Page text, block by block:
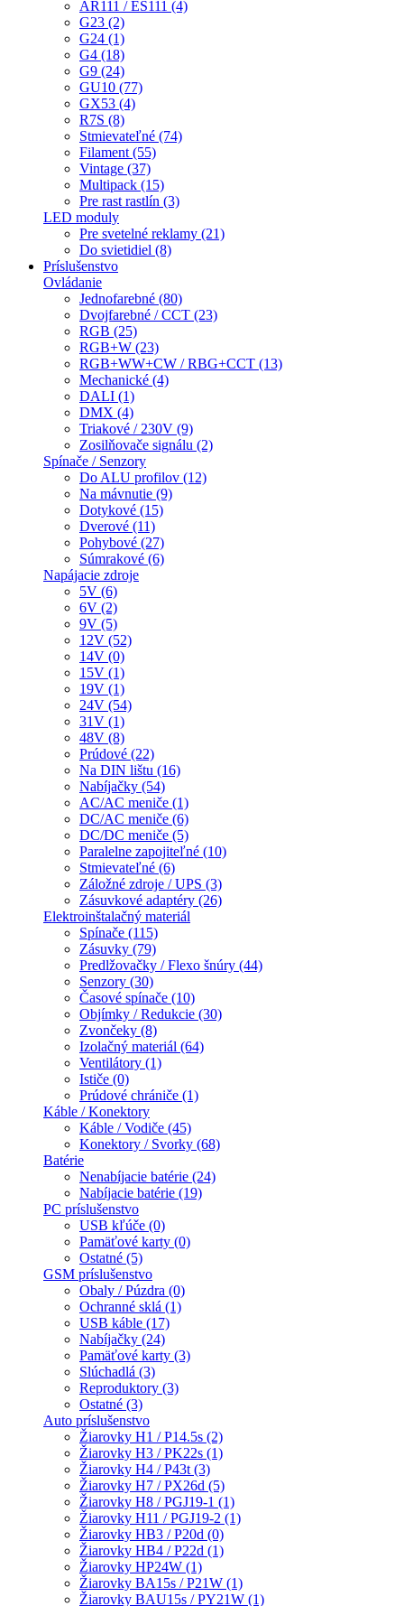
AR111 / ES111 (4)
G23 (2)
G24 (1)
G4 (18)
G9 (24)
GU10 (77)
GX53 (4)
R7S (8)
Stmievateľné (74)
Filament (55)
Vintage (37)
Multipack (15)
Pre rast rastlín (3)
LED moduly
Pre svetelné reklamy (21)
Do svietidiel (8)
Príslušenstvo
Ovládanie
Jednofarebné (80)
Dvojfarebné / CCT (23)
RGB (25)
RGB+W (23)
RGB+WW+CW / RBG+CCT (13)
Mechanické (4)
DALI (1)
DMX (4)
Triakové / 230V (9)
Zosilňovače signálu (2)
Spínače / Senzory
Do ALU profilov (12)
Na mávnutie (9)
Dotykové (15)
Dverové (11)
Pohybové (27)
Súmrakové (6)
Napájacie zdroje
5V (6)
6V (2)
9V (5)
12V (52)
14V (0)
15V (1)
19V (1)
24V (54)
31V (1)
48V (8)
Prúdové (22)
Na DIN lištu (16)
Nabíjačky (54)
AC/AC meniče (1)
DC/AC meniče (6)
DC/DC meniče (5)
Paralelne zapojiteľné (10)
Stmievateľné (6)
Záložné zdroje / UPS (3)
Zásuvkové adaptéry (26)
Elektroinštalačný materiál
Spínače (115)
Zásuvky (79)
Predlžovačky / Flexo šnúry (44)
Senzory (30)
Časové spínače (10)
Objímky / Redukcie (30)
Zvončeky (8)
Izolačný materiál (64)
Ventilátory (1)
Ističe (0)
Prúdové chrániče (1)
Káble / Konektory
Káble / Vodiče (45)
Konektory / Svorky (68)
Batérie
Nenabíjacie batérie (24)
Nabíjacie batérie (19)
PC príslušenstvo
USB kľúče (0)
Pamäťové karty (0)
Ostatné (5)
GSM príslušenstvo
Obaly / Púzdra (0)
Ochranné sklá (1)
USB káble (17)
Nabíjačky (24)
Pamäťové karty (3)
Slúchadlá (3)
Reproduktory (3)
Ostatné (3)
Auto príslušenstvo
Žiarovky H1 / P14.5s (2)
Žiarovky H3 / PK22s (1)
Žiarovky H4 / P43t (3)
Žiarovky H7 / PX26d (5)
Žiarovky H8 / PGJ19-1 (1)
Žiarovky H11 / PGJ19-2 (1)
Žiarovky HB3 / P20d (0)
Žiarovky HB4 / P22d (1)
Žiarovky HP24W (1)
Žiarovky BA15s / P21W (1)
Žiarovky BAU15s / PY21W (1)